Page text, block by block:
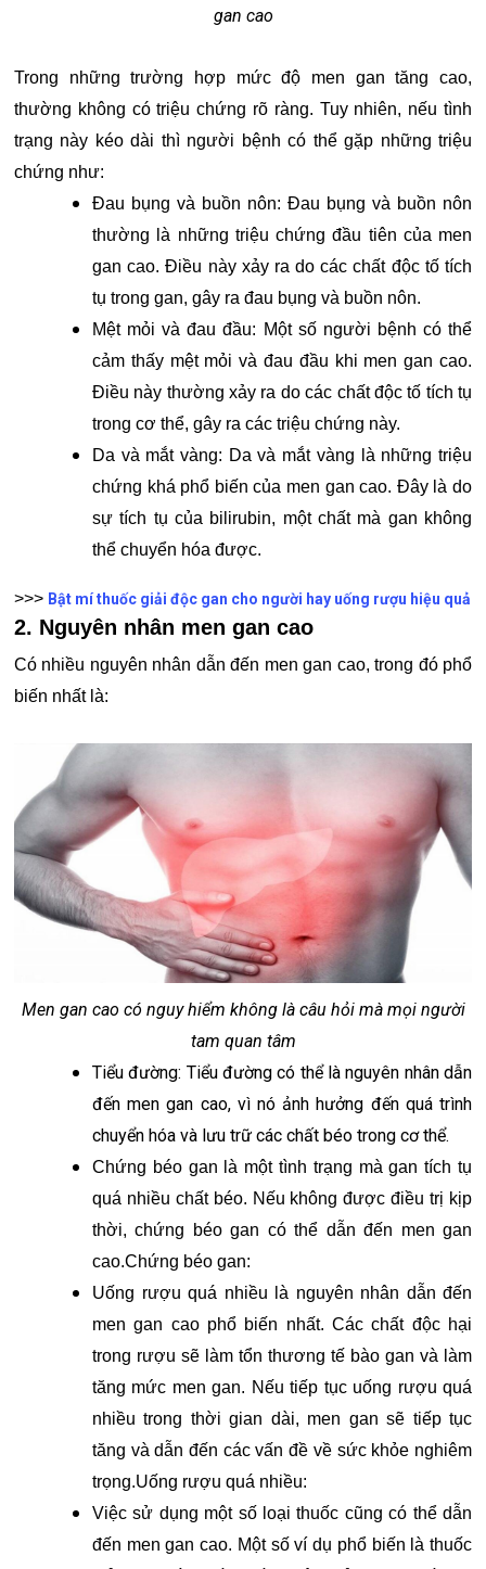
gan cao
Trong những trường hợp mức độ men gan tăng cao,
thường không có triệu chứng rõ ràng. Tuy nhiên, nếu tình
trạng này kéo dài thì người bệnh có thể gặp những triệu
chứng như:
Đau bụng và buồn nôn: Đau bụng và buồn nôn
thường là những triệu chứng đầu tiên của men
gan cao. Điều này xảy ra do các chất độc tố tích
tụ trong gan, gây ra đau bụng và buồn nôn.
Mệt mỏi và đau đầu: Một số người bệnh có thể
cảm thấy mệt mỏi và đau đầu khi men gan cao.
Điều này thường xảy ra do các chất độc tố tích tụ
trong cơ thể, gây ra các triệu chứng này.
Da và mắt vàng: Da và mắt vàng là những triệu
chứng khá phổ biến của men gan cao. Đây là do
sự tích tụ của bilirubin, một chất mà gan không
thể chuyển hóa được.
>>> Bật mí thuốc giải độc gan cho người hay uống rượu hiệu quả
2. Nguyên nhân men gan cao
Có nhiều nguyên nhân dẫn đến men gan cao, trong đó phổ
biến nhất là:
Men gan cao có nguy hiểm không là câu hỏi mà mọi người
tam quan tâm
Tiểu đường: Tiểu đường có thể là nguyên nhân dẫn
đến men gan cao, vì nó ảnh hưởng đến quá trình
chuyển hóa và lưu trữ các chất béo trong cơ thể.
Chứng béo gan là một tình trạng mà gan tích tụ
quá nhiều chất béo. Nếu không được điều trị kịp
thời, chứng béo gan có thể dẫn đến men gan
cao.Chứng béo gan:
Uống rượu quá nhiều là nguyên nhân dẫn đến
men gan cao phổ biến nhất. Các chất độc hại
trong rượu sẽ làm tổn thương tế bào gan và làm
tăng mức men gan. Nếu tiếp tục uống rượu quá
nhiều trong thời gian dài, men gan sẽ tiếp tục
tăng và dẫn đến các vấn đề về sức khỏe nghiêm
trọng.Uống rượu quá nhiều:
Việc sử dụng một số loại thuốc cũng có thể dẫn
đến men gan cao. Một số ví dụ phổ biến là thuốc